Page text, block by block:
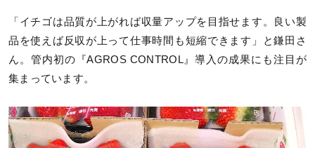
「イチゴは品質が上がれば収量アップを目指せます。良い製
品を使えば反収が上って仕事時間も短縮できます」と鎌田さ
ん。管内初の『AGROS CONTROL』導入の成果にも注目が
集まっています。